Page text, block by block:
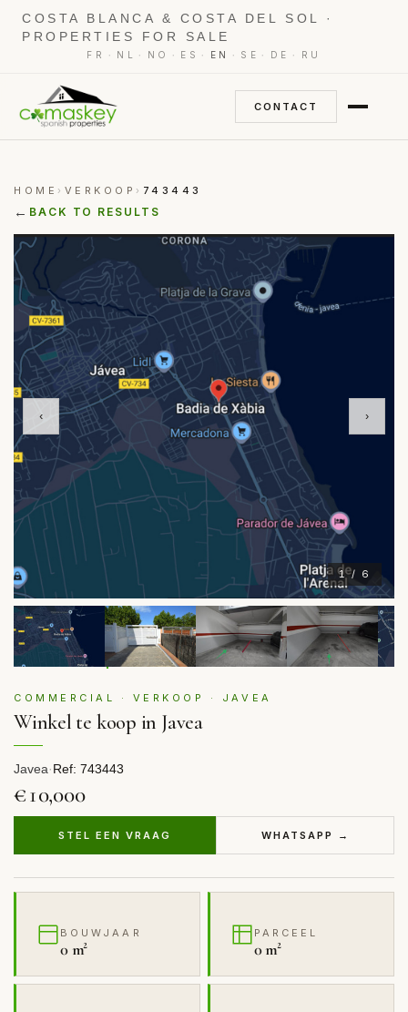
COSTA BLANCA & COSTA DEL SOL ·
PROPERTIES FOR SALE
FR · NL · NO · ES · EN · SE · DE · RU
CONTACT
HOME › VERKOOP › 743443
← BACK TO RESULTS
1 / 6
‹ ›
COMMERCIAL · VERKOOP · JAVEA
Winkel te koop in Javea
Javea·Ref: 743443
€10,000
STEL EEN VRAAG WHATSAPP →
BOUWJAAR
0 m²
PARCEEL
0 m²